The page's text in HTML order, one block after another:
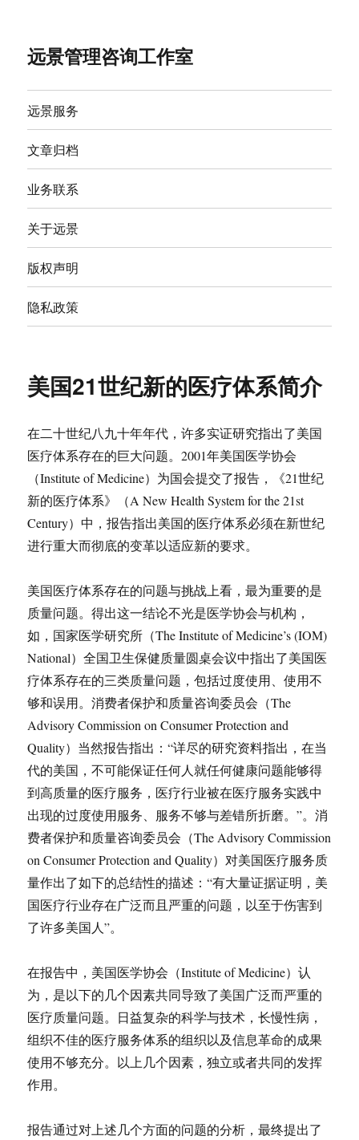
远景管理咨询工作室
远景服务
文章归档
业务联系
关于远景
版权声明
隐私政策
美国21世纪新的医疗体系简介
在二十世纪八九十年年代，许多实证研究指出了美国
医疗体系存在的巨大问题。2001年美国医学协会
（Institute of Medicine）为国会提交了报告，《21世纪
新的医疗体系》（A New Health System for the 21st
Century）中，报告指出美国的医疗体系必须在新世纪
进行重大而彻底的变革以适应新的要求。
美国医疗体系存在的问题与挑战上看，最为重要的是
质量问题。得出这一结论不光是医学协会与机构，
如，国家医学研究所（The Institute of Medicine’s (IOM)
National）全国卫生保健质量圆桌会议中指出了美国医
疗体系存在的三类质量问题，包括过度使用、使用不
够和误用。消费者保护和质量咨询委员会（The
Advisory Commission on Consumer Protection and
Quality）当然报告指出：“详尽的研究资料指出，在当
代的美国，不可能保证任何人就任何健康问题能够得
到高质量的医疗服务，医疗行业被在医疗服务实践中
出现的过度使用服务、服务不够与差错所折磨。”。消
费者保护和质量咨询委员会（The Advisory Commission
on Consumer Protection and Quality）对美国医疗服务质
量作出了如下的总结性的描述：“有大量证据证明，美
国医疗行业存在广泛而且严重的问题，以至于伤害到
了许多美国人”。
在报告中，美国医学协会（Institute of Medicine）认
为，是以下的几个因素共同导致了美国广泛而严重的
医疗质量问题。日益复杂的科学与技术，长慢性病，
组织不佳的医疗服务体系的组织以及信息革命的成果
使用不够充分。以上几个因素，独立或者共同的发挥
作用。
报告通过对上述几个方面的问题的分析，最终提出了